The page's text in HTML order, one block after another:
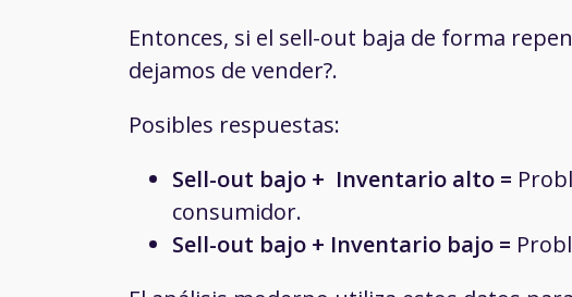
Entonces, si el sell-out baja de forma
dejamos de vender?.
Posibles respuestas:
Sell-out bajo + Inventario alto =
consumidor.
Sell-out bajo + Inventario bajo =